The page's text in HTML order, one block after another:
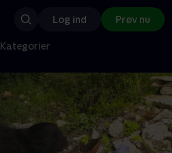
Log ind Prøv nu
Kategorier